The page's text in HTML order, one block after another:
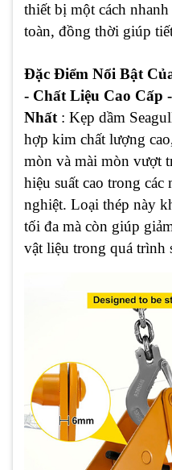
thiết bị một cách
toàn, đồng thời giúp
Đặc Điểm Nổi Bật
- Chất Liệu Cao Cấp
Nhất : Kẹp dầm
hợp kim chất lượng
mòn và mài mòn vượt
hiệu suất cao trong
nghiệt. Loại thép này
tối đa mà còn giúp
vật liệu trong quá trình